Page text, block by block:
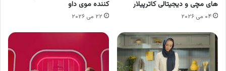
های مچی و دیجیتالی کاترپیلار
۰۴ می ۲۰۲۶
کننده موی داو
۲۲ می ۲۰۲۶